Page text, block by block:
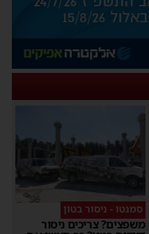
סמנטו - ניסור בטון
משפצים? צריכים ניסור